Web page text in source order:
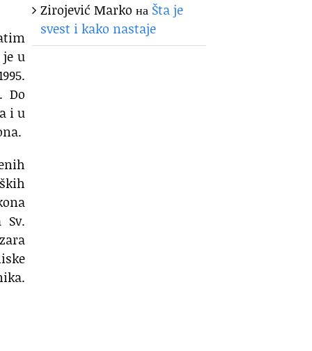
je u
Do
i u
Sv.
Zirojević Marko на Šta je
svest i kako nastaje